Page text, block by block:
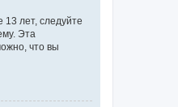
лет, следуйте
Эта
что вы